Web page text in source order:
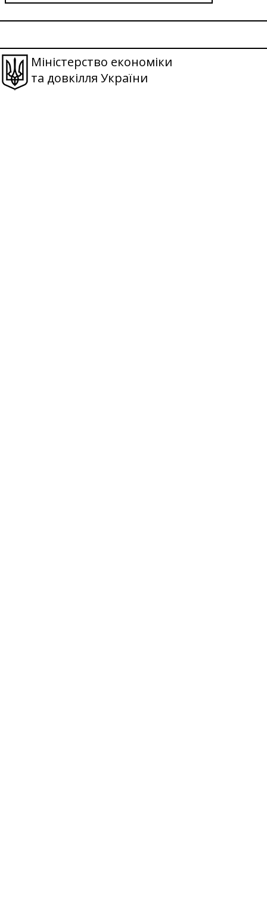
Міністерство економіки
та довкілля України